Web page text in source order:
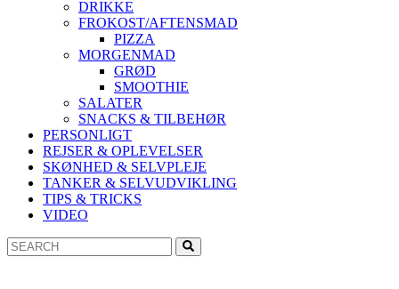
DRIKKE
FROKOST/AFTENSMAD
PIZZA
MORGENMAD
GRØD
SMOOTHIE
SALATER
SNACKS & TILBEHØR
PERSONLIGT
REJSER & OPLEVELSER
SKØNHED & SELVPLEJE
TANKER & SELVUDVIKLING
TIPS & TRICKS
VIDEO
Search
for: